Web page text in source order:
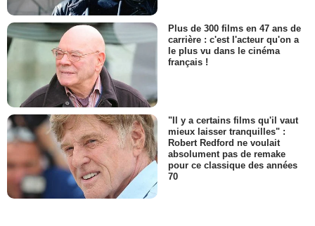
Plus de 300 films en 47 ans de
carrière : c'est l'acteur qu'on a
le plus vu dans le cinéma
français !
"Il y a certains films qu'il vaut
mieux laisser tranquilles" :
Robert Redford ne voulait
absolument pas de remake
pour ce classique des années
70